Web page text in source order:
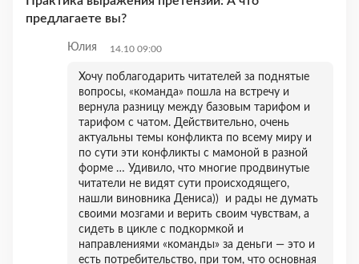
предлагаете вы?
Юлия 14.10 09:00
Хочу поблагодарить читателей за поднятые
вопросы, «команда» пошла на встречу и
вернула разницу между базовым тарифом и
тарифом с чатом. Действительно, очень
актуальны темы конфликта по всему миру и
по сути эти конфликты с мамоной в разной
форме … Удивило, что многие продвинутые
читатели не видят сути происходящего,
нашли виновника Дениса)) и рады не думать
своими мозгами и верить своим чувствам, а
сидеть в цикле с подкормкой и
направлениями «команды» за деньги — это и
есть потребительство, при том, что основная